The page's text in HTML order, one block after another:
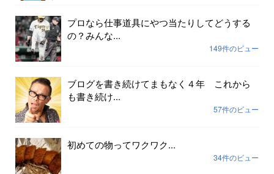
プロなら仕事道具にやつ当たりしてどうする
の？みんな...
149件のビュー
ブログを書き続けてまもなく４年 これから
も書き続け...
57件のビュー
初めての物ってワクワク...
34件のビュー